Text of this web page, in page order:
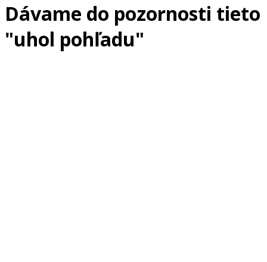
Dávame do pozornosti tieto
"uhol pohľadu"